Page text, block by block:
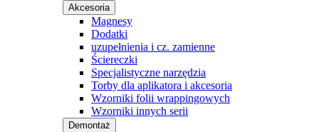
Akcesoria
Magnesy
Dodatki
uzupełnienia i cz. zamienne
Ściereczki
Specjalistyczne narzędzia
Torby dla aplikatora i akcesoria
Wzorniki folii wrappingowych
Wzorniki innych serii
Demontaż